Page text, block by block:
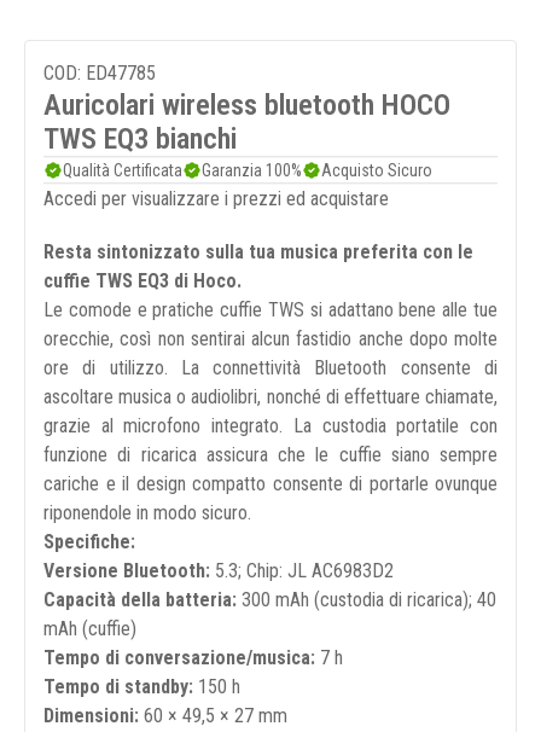
COD: ED47785
Auricolari wireless bluetooth HOCO
TWS EQ3 bianchi
Qualità Certificata Garanzia 100% Acquisto Sicuro
Accedi per visualizzare i prezzi ed acquistare
Resta sintonizzato sulla tua musica preferita con le
cuffie TWS EQ3 di Hoco.
Le comode e pratiche cuffie TWS si adattano bene alle tue
orecchie, così non sentirai alcun fastidio anche dopo molte
ore di utilizzo. La connettività Bluetooth consente di
ascoltare musica o audiolibri, nonché di effettuare chiamate,
grazie al microfono integrato. La custodia portatile con
funzione di ricarica assicura che le cuffie siano sempre
cariche e il design compatto consente di portarle ovunque
riponendole in modo sicuro.
Specifiche:
Versione Bluetooth: 5.3; Chip: JL AC6983D2
Capacità della batteria: 300 mAh (custodia di ricarica); 40
mAh (cuffie)
Tempo di conversazione/musica: 7 h
Tempo di standby: 150 h
Dimensioni: 60 × 49,5 × 27 mm